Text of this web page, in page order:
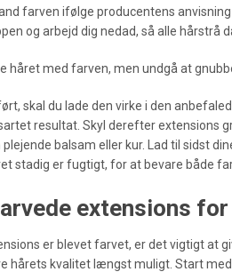
farven ifølge producentens
og arbejd dig nedad, så alle hårstrå
med farven, men undgå at
skal du lade den virke i den
resultat. Skyl derefter extensions
balsam eller kur. Lad til sidst
stadig er fugtigt, for at bevare både
extensions
er blevet farvet, er det vigtigt at
hårets kvalitet længst muligt. Start